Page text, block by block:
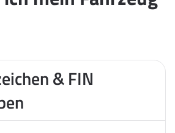
& FIN